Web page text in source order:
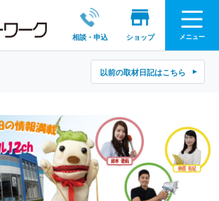
相談・申込 ショップ メニュー
以前の取材日記はこちら